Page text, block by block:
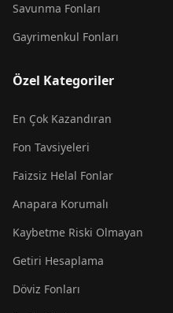
Savunma Fonları
Gayrimenkul Fonları
Özel Kategoriler
En Çok Kazandıran
Fon Tavsiyeleri
Faizsiz Helal Fonlar
Anapara Korumalı
Kaybetme Riski Olmayan
Getiri Hesaplama
Döviz Fonları